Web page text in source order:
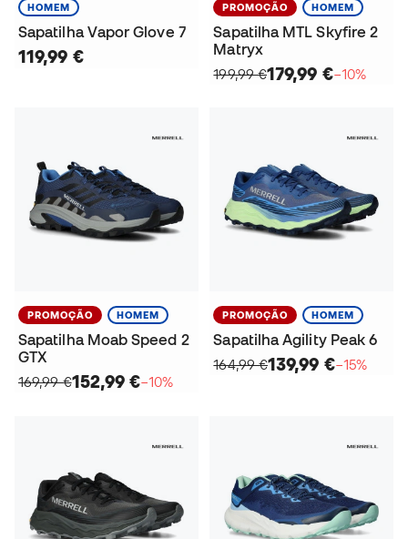
HOMEM
Sapatilha Vapor Glove 7
119,99 €
PROMOÇÃO HOMEM
Sapatilha MTL Skyfire 2
Matryx
199,99 €179,99 €−10%
PROMOÇÃO HOMEM
Sapatilha Moab Speed 2
GTX
169,99 €152,99 €−10%
PROMOÇÃO HOMEM
Sapatilha Agility Peak 6
164,99 €139,99 €−15%